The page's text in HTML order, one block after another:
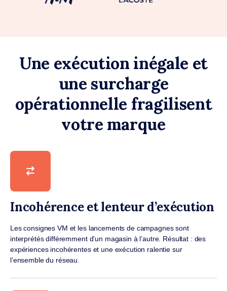
Une exécution inégale et
une surcharge
opérationnelle fragilisent
votre marque
Incohérence et lenteur d’exécution
Les consignes VM et les lancements de campagnes sont
interprétés différemment d’un magasin à l’autre. Résultat : des
expériences incohérentes et une exécution ralentie sur
l’ensemble du réseau.